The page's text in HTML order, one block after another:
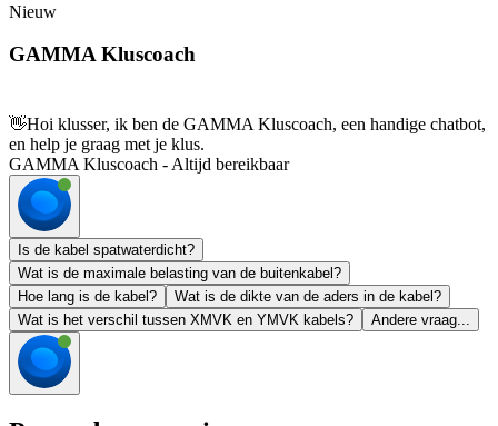
Nieuw
GAMMA Kluscoach
👋Hoi klusser, ik ben de GAMMA Kluscoach, een handige chatbot,
en help je graag met je klus.
GAMMA Kluscoach - Altijd bereikbaar
Is de kabel spatwaterdicht?
Wat is de maximale belasting van de buitenkabel?
Hoe lang is de kabel?
Wat is de dikte van de aders in de kabel?
Wat is het verschil tussen XMVK en YMVK kabels?
Andere vraag...